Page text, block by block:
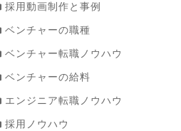
採用動画制作と事例
ベンチャーの職種
ベンチャー転職ノウハウ
ベンチャーの給料
エンジニア転職ノウハウ
採用ノウハウ